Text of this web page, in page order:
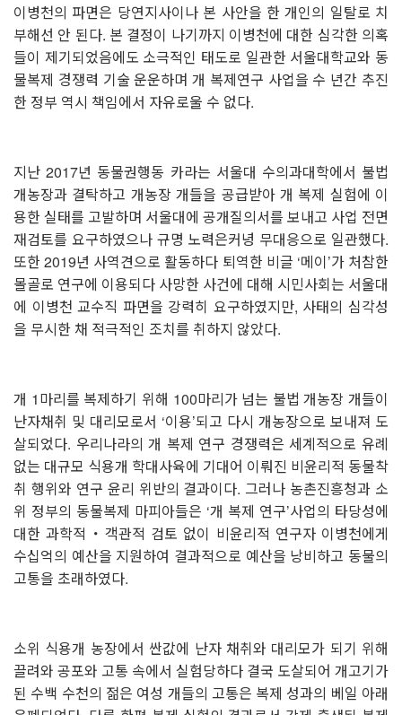
이병천의 파면은 당연지사이나 본 사안을 한 개인의 일탈로 치
부해선 안 된다. 본 결정이 나기까지 이병천에 대한 심각한 의혹
들이 제기되었음에도 소극적인 태도로 일관한 서울대학교와 동
물복제 경쟁력 기술 운운하며 개 복제연구 사업을 수 년간 추진
한 정부 역시 책임에서 자유로울 수 없다.
지난 2017년 동물권행동 카라는 서울대 수의과대학에서 불법
개농장과 결탁하고 개농장 개들을 공급받아 개 복제 실험에 이
용한 실태를 고발하며 서울대에 공개질의서를 보내고 사업 전면
재검토를 요구하였으나 규명 노력은커녕 무대응으로 일관했다.
또한 2019년 사역견으로 활동하다 퇴역한 비글 ‘메이’가 처참한
몰골로 연구에 이용되다 사망한 사건에 대해 시민사회는 서울대
에 이병천 교수직 파면을 강력히 요구하였지만, 사태의 심각성
을 무시한 채 적극적인 조치를 취하지 않았다.
개 1마리를 복제하기 위해 100마리가 넘는 불법 개농장 개들이
난자채취 및 대리모로서 ‘이용’되고 다시 개농장으로 보내져 도
살되었다. 우리나라의 개 복제 연구 경쟁력은 세계적으로 유례
없는 대규모 식용개 학대사육에 기대어 이뤄진 비윤리적 동물착
취 행위와 연구 윤리 위반의 결과이다. 그러나 농촌진흥청과 소
위 정부의 동물복제 마피아들은 ‘개 복제 연구’사업의 타당성에
대한 과학적・객관적 검토 없이 비윤리적 연구자 이병천에게
수십억의 예산을 지원하여 결과적으로 예산을 낭비하고 동물의
고통을 초래하였다.
소위 식용개 농장에서 싼값에 난자 채취와 대리모가 되기 위해
끌려와 공포와 고통 속에서 실험당하다 결국 도살되어 개고기가
된 수백 수천의 젊은 여성 개들의 고통은 복제 성과의 베일 아래